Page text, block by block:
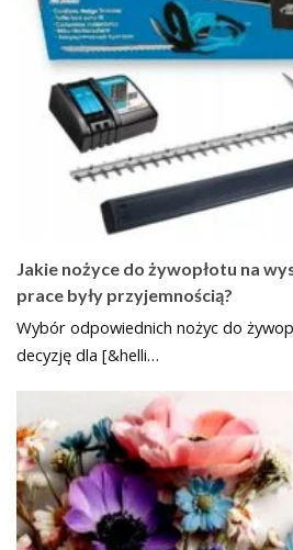
Jakie nożyce do żywopłotu na
prace były przyjemnością?
Wybór odpowiednich nożyc do
decyzję dla [&helli…